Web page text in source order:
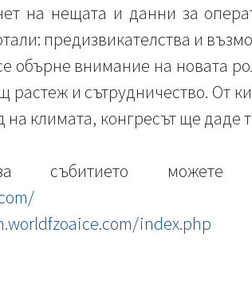
на нещата и данни за
предизвикателства и
обърне внимание на новата
и сътрудничество. От
на климата, конгресът ще даде
събитието
index.php